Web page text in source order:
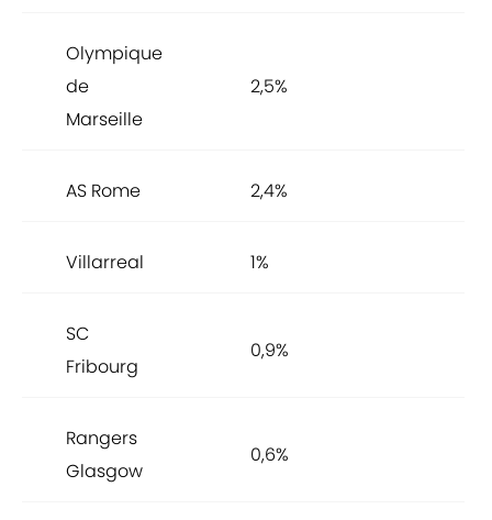
Olympique
de
Marseille
2,5%
AS Rome 2,4%
Villarreal 1%
SC
Fribourg
0,9%
Rangers
Glasgow
0,6%